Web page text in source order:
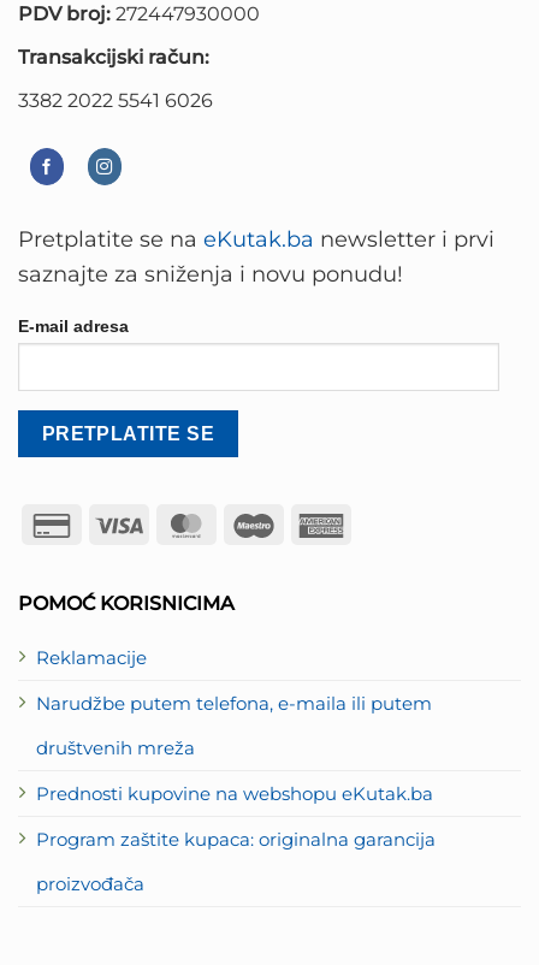
PDV broj: 272447930000
Transakcijski račun:
3382 2022 5541 6026
POMOĆ KORISNICIMA
Reklamacije
Narudžbe putem telefona, e-maila ili putem
društvenih mreža
Prednosti kupovine na webshopu eKutak.ba
Program zaštite kupaca: originalna garancija
proizvođača
Pretplatite se na eKutak.ba newsletter i prvi
saznajte za sniženja i novu ponudu!
E-mail adresa
Credit
Visa MasterCard
Maestro